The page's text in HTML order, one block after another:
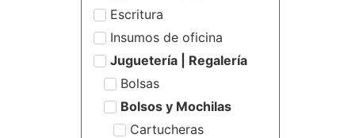
Escritura
Insumos de oficina
Juguetería | Regalería
Bolsas
Bolsos y Mochilas
Cartucheras